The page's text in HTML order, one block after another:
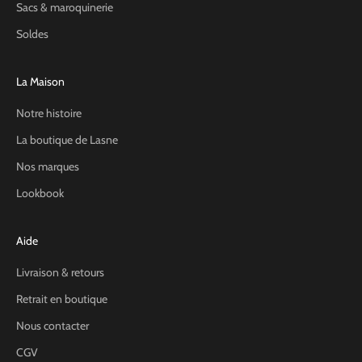
Sacs & maroquinerie
Soldes
La Maison
Notre histoire
La boutique de Lasne
Nos marques
Lookbook
Aide
Livraison & retours
Retrait en boutique
Nous contacter
CGV